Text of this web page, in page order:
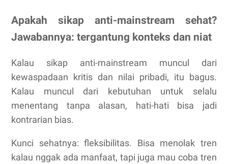
Apakah sikap anti-mainstream sehat?
Jawabannya: tergantung konteks dan niat
Kalau sikap anti-mainstream muncul dari
kewaspadaan kritis dan nilai pribadi, itu bagus.
Kalau muncul dari kebutuhan untuk selalu
menentang tanpa alasan, hati-hati bisa jadi
kontrarian bias.
Kunci sehatnya: fleksibilitas. Bisa menolak tren
kalau nggak ada manfaat, tapi juga mau coba tren